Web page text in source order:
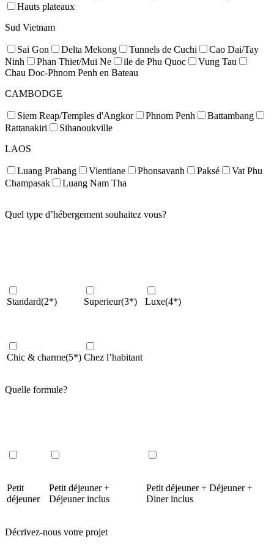
Hauts plateaux
Sud Vietnam
Sai Gon Delta Mekong Tunnels de Cuchi
Cao Dai/Tay
Ninh
Phan Thiet/Mui Ne ile de Phu Quoc
Vung Tau
Chau Doc-Phnom Penh en Bateau
CAMBODGE
Siem Reap/Temples d'Angkor Phnom Penh
Battambang
Rattanakiri
Sihanoukville
LAOS
Luang Prabang Vientiane Phonsavanh Paksé
Vat Phu
Champasak
Luang Nam Tha
Quel type d’hébergement souhaitez vous?
Standard(2*) Superieur(3*) Luxe(4*)
Chic & charme(5*) Chez l’habitant
Quelle formule?
Petit
déjeuner
Petit déjeuner +
Déjeuner inclus
Petit déjeuner + Déjeuner +
Diner inclus
Décrivez-nous votre projet